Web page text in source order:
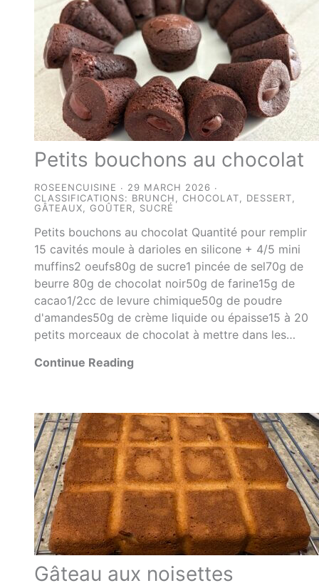
Petits bouchons au chocolat
ROSEENCUISINE
29 MARCH 2026
CLASSIFICATIONS: BRUNCH ,CHOCOLAT DESSERT
GÂTEAUX ,GOÛTER SUCRÉ
Petits bouchons au chocolat Quantité pour remplir
15 cavités moule à darioles en silicone + 4/5 mini
muffins2 oeufs80g de sucre1 pincée de sel70g de
beurre 80g de chocolat noir50g de farine15g de
cacao1/2cc de levure chimique50g de poudre
d'amandes50g de crème liquide ou épaisse15 à 20
petits morceaux de chocolat à mettre dans les…
Continue Reading
Gâteau aux noisettes